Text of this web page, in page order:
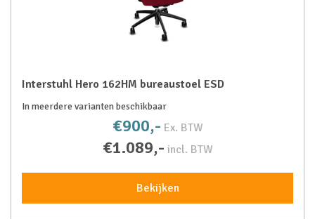
Interstuhl Hero 162HM bureaustoel ESD
In meerdere varianten beschikbaar
€900,- Ex. BTW
€1.089,- incl. BTW
Bekijken